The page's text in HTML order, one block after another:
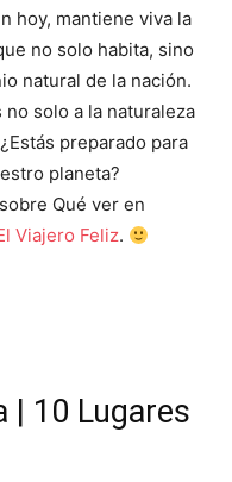
hoy, mantiene viva la
no solo habita, sino
natural de la nación.
solo a la naturaleza
preparado para
planeta?
Qué ver en
Viajero Feliz.
| 10 Lugares